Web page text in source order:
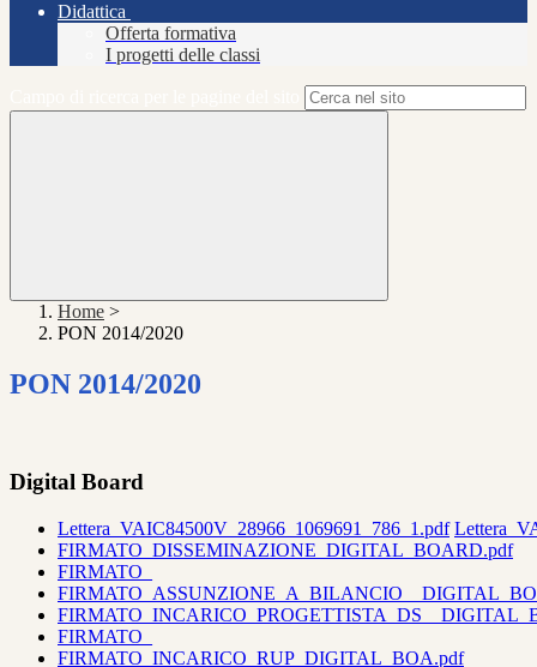
Didattica
Offerta formativa
I progetti delle classi
Home >
PON 2014/2020
PON 2014/2020
Digital Board
Lettera_VAIC84500V_28966_1069691_786_1.pdf
FIRMATO_DISSEMINAZIONE_DIGITAL_BOARD.pdf
FIRMATO_
FIRMATO_
FIRMATO_INCARICO_RUP_DIGITAL_BOA.pdf